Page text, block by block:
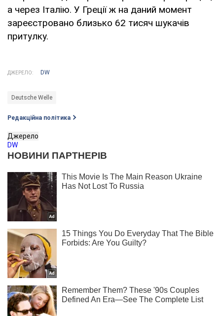
а через Італію. У Греції ж на даний момент
зареєстровано близько 62 тисяч шукачів
притулку.
ДЖЕРЕЛО: DW
Deutsche Welle
Редакційна політика
Джерело
DW